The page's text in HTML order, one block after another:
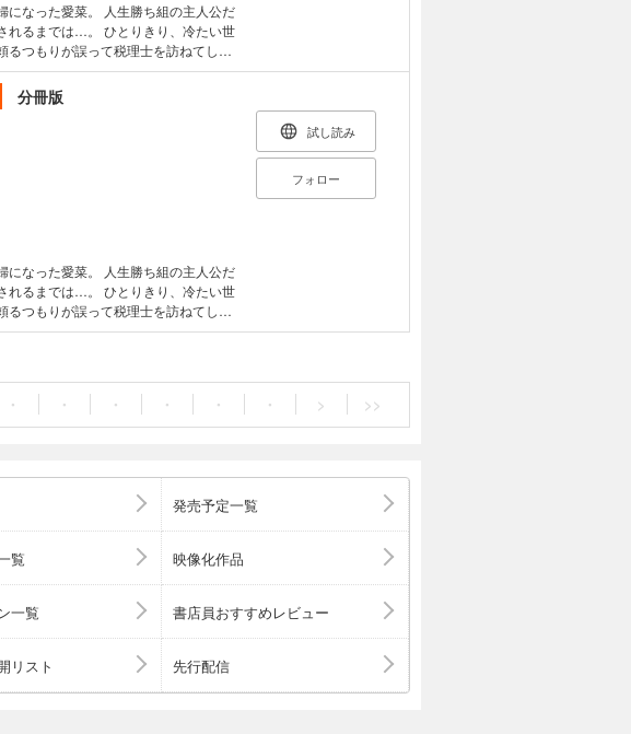
になった愛菜。 人生勝ち組の主人公だ
れるまでは…。 ひとりきり、冷たい世
るつもりが誤って税理士を訪ねてしま
生を取り戻すことができるのか？
晴最新作！ 離婚宣告から始まる人生
分冊版
になった愛菜。 人生勝ち組の主人公だ
れるまでは…。 ひとりきり、冷たい世
るつもりが誤って税理士を訪ねてしま
生を取り戻すことができるのか？
試し読み
フォロー
・ ・ ・ ・ ・ ・ > >>
発売予定一覧
覧 映像化作品
一覧 書店員おすすめレビュー
リスト 先行配信